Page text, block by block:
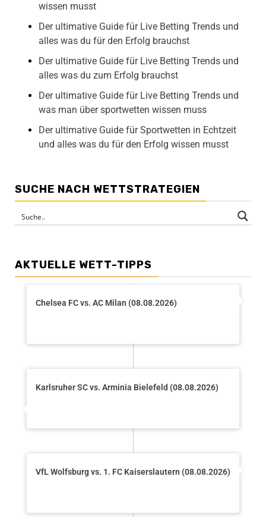
wissen musst
Der ultimative Guide für Live Betting Trends und
alles was du für den Erfolg brauchst
Der ultimative Guide für Live Betting Trends und
alles was du zum Erfolg brauchst
Der ultimative Guide für Live Betting Trends und
was man über sportwetten wissen muss
Der ultimative Guide für Sportwetten in Echtzeit
und alles was du für den Erfolg wissen musst
SUCHE NACH WETTSTRATEGIEN
AKTUELLE WETT-TIPPS
Chelsea FC vs. AC Milan (08.08.2026)
Karlsruher SC vs. Arminia Bielefeld (08.08.2026)
VfL Wolfsburg vs. 1. FC Kaiserslautern (08.08.2026)